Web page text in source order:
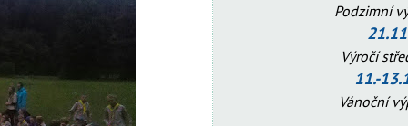
Podzimní
Výročí
11.-
Vánoční